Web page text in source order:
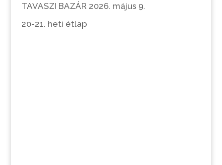
TAVASZI BAZÁR 2026. május 9.
20-21. heti étlap